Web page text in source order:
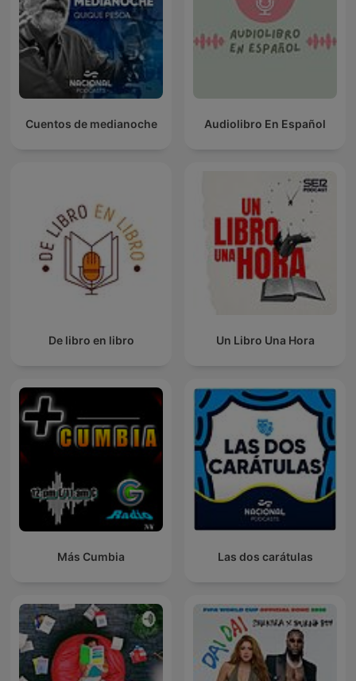
Cuentos de medianoche Audiolibro En Español
De libro en libro Un Libro Una Hora
Más Cumbia Las dos carátulas